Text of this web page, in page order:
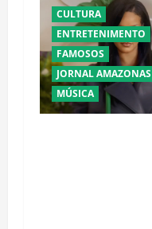
CULTURA
ENTRETENIMENTO
FAMOSOS
JORNAL AMAZONAS
MÚSICA